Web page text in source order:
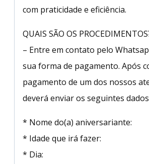
com praticidade e eficiência.
QUAIS SÃO OS
– Entre em contato pelo
sua forma de pagamento. Após
pagamento de um dos nossos
deverá enviar os seguintes
* Nome do(a) aniversariante:
* Idade que irá fazer:
* Dia: